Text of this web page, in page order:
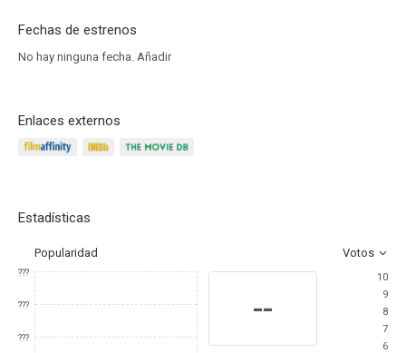
Fechas de estrenos
No hay ninguna fecha. Añadir
Enlaces externos
Estadísticas
Popularidad Votos
???
???
???
--
10
9
8
7
6